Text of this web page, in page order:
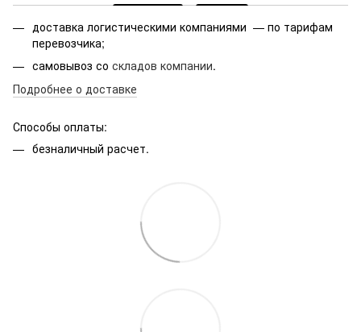
доставка логистическими компаниями — по тарифам
перевозчика;
самовывоз со складов компании.
Подробнее о доставке
Способы оплаты:
безналичный расчет.